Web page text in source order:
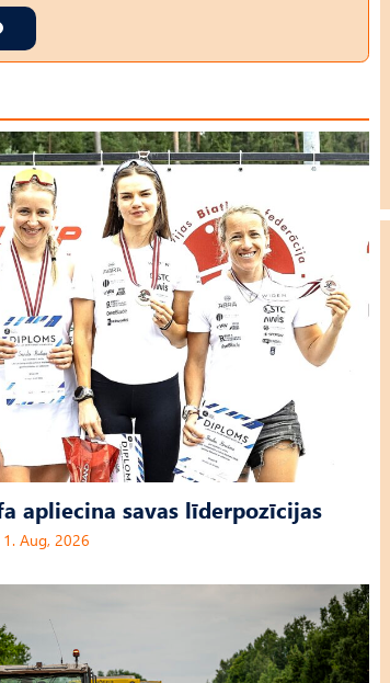
apliecina savas līderpozīcijas
Aug, 2026